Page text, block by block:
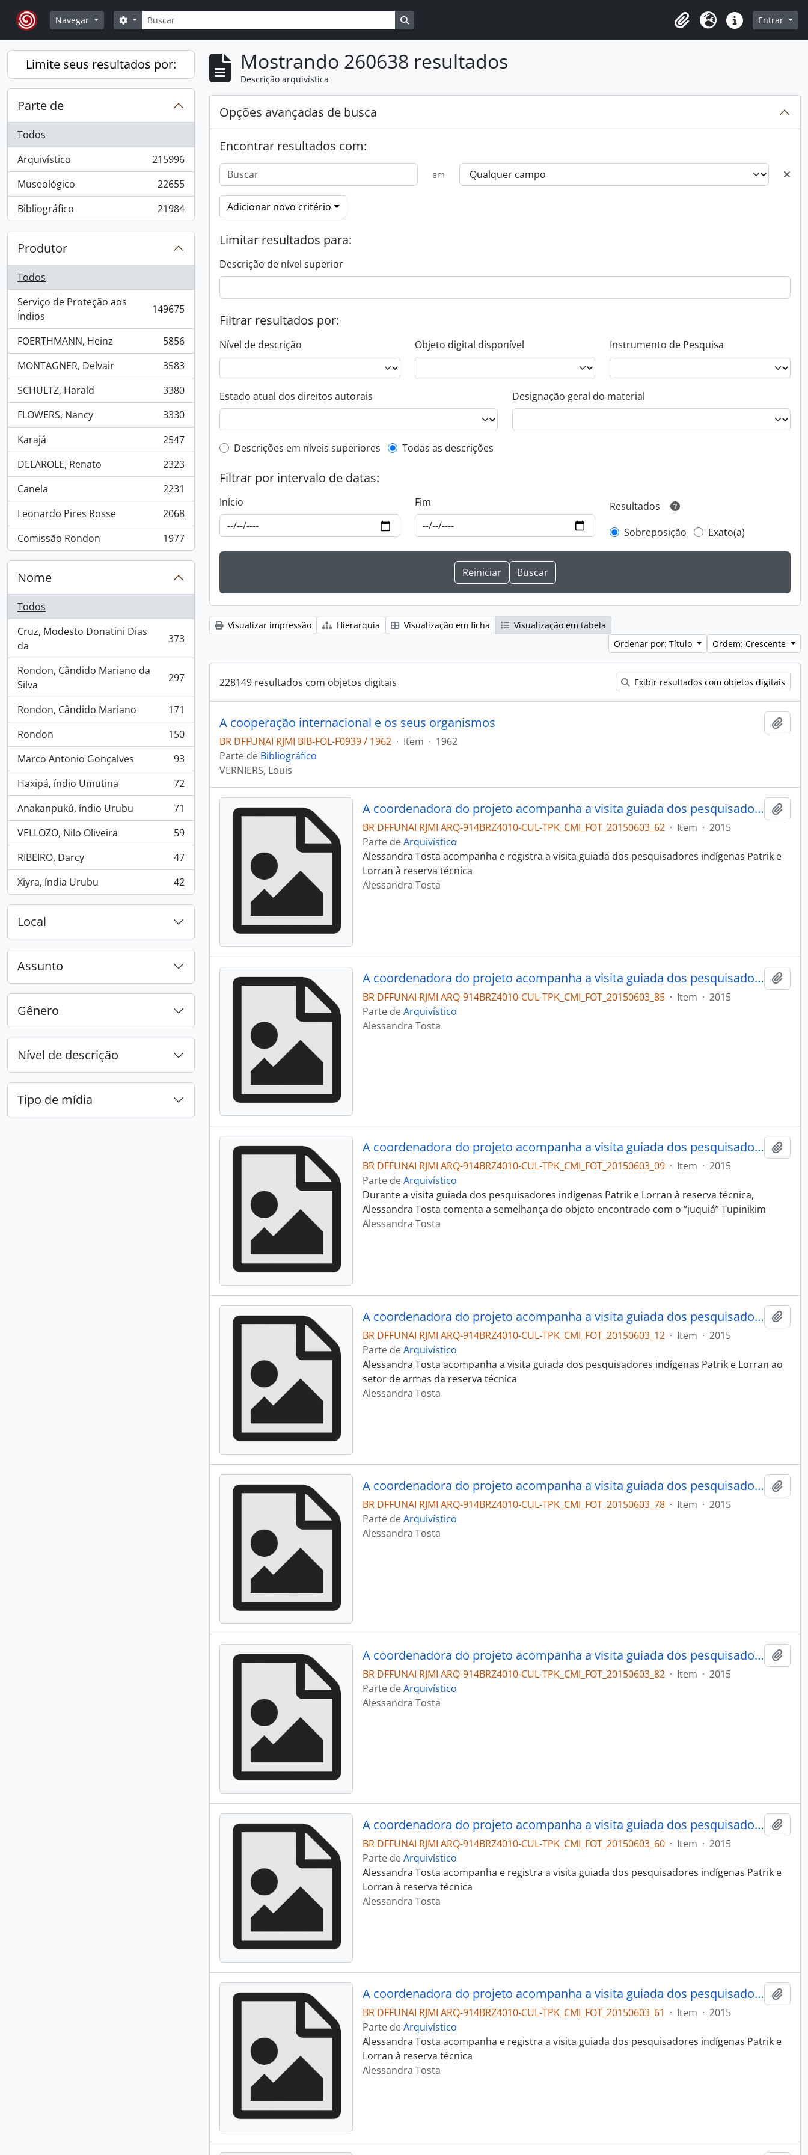
Skip to main content
Navegar
Buscar
Opções de busca
Área de Transferência
Idioma Atalhos Entrar
Limite seus resultados por:
Parte de
Todos
Arquivístico
, 215996 resultados
215996
Museológico
, 22655 resultados
22655
Bibliográfico
, 21984 resultados 21984
Produtor
Todos
Serviço de Proteção aos
Índios
, 149675 resultados 149675
FOERTHMANN, Heinz
, 5856 resultados
5856
MONTAGNER, Delvair
, 3583 resultados
3583
SCHULTZ, Harald
, 3380 resultados
3380
FLOWERS, Nancy
, 3330 resultados
3330
Karajá
, 2547 resultados
2547
DELAROLE, Renato
, 2323 resultados
2323
Canela
, 2231 resultados
2231
Leonardo Pires Rosse
, 2068 resultados
2068
Comissão Rondon
, 1977 resultados 1977
Nome
Todos
Cruz, Modesto Donatini Dias
da
, 373 resultados 373
Rondon, Cândido Mariano da
Silva
, 297 resultados 297
Rondon, Cândido Mariano
, 171 resultados
171
Rondon
, 150 resultados
150
Marco Antonio Gonçalves
, 93 resultados
93
Haxipá, índio Umutina
, 72 resultados
72
Anakanpukú, índio Urubu
, 71 resultados
71
VELLOZO, Nilo Oliveira
, 59 resultados
59
RIBEIRO, Darcy
, 47 resultados
47
Xiyra, índia Urubu
, 42 resultados 42
Local
Assunto
Gênero
Nível de descrição
Tipo de mídia
Mostrando 260638 resultados
Descrição arquivística
Opções avançadas de busca
Encontrar resultados com:
em
Adicionar novo critério
Limitar resultados para:
Descrição de nível superior
Filtrar resultados por:
Nível de descrição Objeto digital disponível Instrumento de Pesquisa
Estado atual dos direitos autorais Designação geral do material
Filtro de descrição de nível superior
Descrições em níveis superiores Todas as descrições
Filtrar por intervalo de datas:
Início Fim
Resultados
Sobreposição
Exato(a)
Visualizar impressão Hierarquia Visualização em ficha
Visualização em tabela
Ordenar por: Título
Ordem: Crescente
228149 resultados com objetos digitais Exibir resultados com objetos digitais
A cooperação internacional e os seus organismos
BR DFFUNAI RJMI BIB-FOL-F0939 / 1962 · Item · 1962
Parte de Bibliográfico
VERNIERS, Louis
A coordenadora do projeto acompanha a visita guiada dos pesquisadores Tupinikim à reserva técnica
BR DFFUNAI RJMI ARQ-914BRZ4010-CUL-TPK_CMI_FOT_20150603_62 · Item · 2015
Parte deArquivístico
Alessandra Tosta acompanha e registra a visita guiada dos pesquisadores indígenas Patrik e
Lorran à reserva técnica
Alessandra Tosta
A coordenadora do projeto acompanha a visita guiada dos pesquisadores Tupinikim à reserva técnica
BR DFFUNAI RJMI ARQ-914BRZ4010-CUL-TPK_CMI_FOT_20150603_85 · Item · 2015
Parte deArquivístico
Alessandra Tosta
A coordenadora do projeto acompanha a visita guiada dos pesquisadores Tupinikim à reserva técnica
BR DFFUNAI RJMI ARQ-914BRZ4010-CUL-TPK_CMI_FOT_20150603_09 · Item · 2015
Parte deArquivístico
Durante a visita guiada dos pesquisadores indígenas Patrik e Lorran à reserva técnica,
Alessandra Tosta comenta a semelhança do objeto encontrado com o “juquiá” Tupinikim
Alessandra Tosta
A coordenadora do projeto acompanha a visita guiada dos pesquisadores Tupinikim à reserva técnica
BR DFFUNAI RJMI ARQ-914BRZ4010-CUL-TPK_CMI_FOT_20150603_12 · Item · 2015
Parte deArquivístico
Alessandra Tosta acompanha a visita guiada dos pesquisadores indígenas Patrik e Lorran ao
setor de armas da reserva técnica
Alessandra Tosta
A coordenadora do projeto acompanha a visita guiada dos pesquisadores Tupinikim à reserva técnica
BR DFFUNAI RJMI ARQ-914BRZ4010-CUL-TPK_CMI_FOT_20150603_78 · Item · 2015
Parte deArquivístico
Alessandra Tosta
A coordenadora do projeto acompanha a visita guiada dos pesquisadores Tupinikim à reserva técnica
BR DFFUNAI RJMI ARQ-914BRZ4010-CUL-TPK_CMI_FOT_20150603_82 · Item · 2015
Parte deArquivístico
Alessandra Tosta
A coordenadora do projeto acompanha a visita guiada dos pesquisadores Tupinikim à reserva técnica
BR DFFUNAI RJMI ARQ-914BRZ4010-CUL-TPK_CMI_FOT_20150603_60 · Item · 2015
Parte deArquivístico
Alessandra Tosta acompanha e registra a visita guiada dos pesquisadores indígenas Patrik e
Lorran à reserva técnica
Alessandra Tosta
A coordenadora do projeto acompanha a visita guiada dos pesquisadores Tupinikim à reserva técnica
BR DFFUNAI RJMI ARQ-914BRZ4010-CUL-TPK_CMI_FOT_20150603_61 · Item · 2015
Parte deArquivístico
Alessandra Tosta acompanha e registra a visita guiada dos pesquisadores indígenas Patrik e
Lorran à reserva técnica
Alessandra Tosta